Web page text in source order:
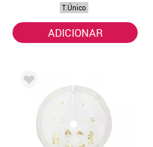
T.Único
ADICIONAR